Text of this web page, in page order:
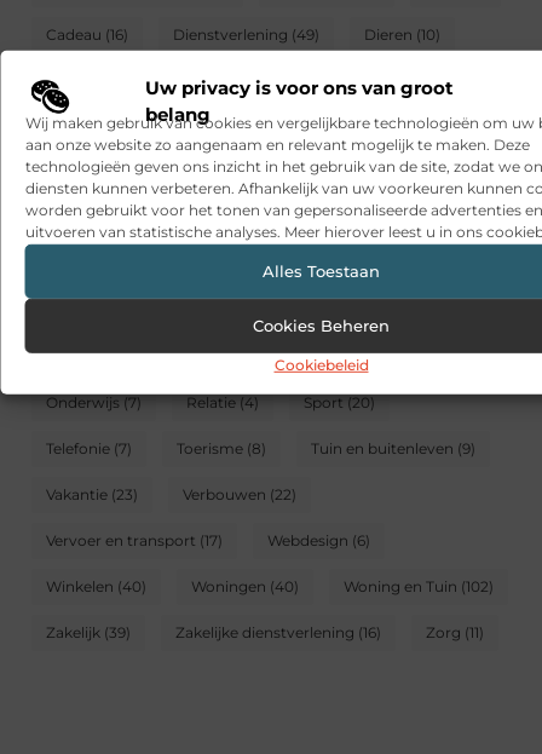
Uw privacy is voor ons van groot
belang
Wij maken gebruik van cookies en vergelijkbare technologieën om uw
aan onze website zo aangenaam en relevant mogelijk te maken. Deze
technologieën geven ons inzicht in het gebruik van de site, zodat we
diensten kunnen verbeteren. Afhankelijk van uw voorkeuren kunnen
worden gebruikt voor het tonen van gepersonaliseerde advertenties
uitvoeren van statistische analyses. Meer hierover leest u in ons
Alles Toestaan
Cookies Beheren
Cookiebeleid
Cadeau (16) Dienstverlening (49) Dieren (10)
Electronica en Computers(14) Energie (8)
Entertainment(11) Eten en drinken(36)
Financieel(9) Geschenken(10) Gezondheid(54)
Groothandel(8) Hobby en vrije tijd(18) Horeca(6)
Industrie(5)
Meubels(5) Mode en Kleding(31) Motor(5)
Onderwijs (7) Relatie (4) Sport (20)
Telefonie (7) Toerisme (8) Tuin en buitenleven (9)
Vakantie (23) Verbouwen (22)
Vervoer en transport (17) Webdesign (6)
Winkelen (40) Woningen (40) Woning en Tuin (102)
Zakelijk (39) Zakelijke dienstverlening (16) Zorg (11)